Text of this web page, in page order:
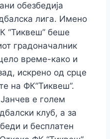
обезбедија
лига. Имено
“Тиквеш” беше
градоначалник
време-како и
искрено од срце
на ФК”Тиквеш”.
е голем
клуб, а за
и бесплатен